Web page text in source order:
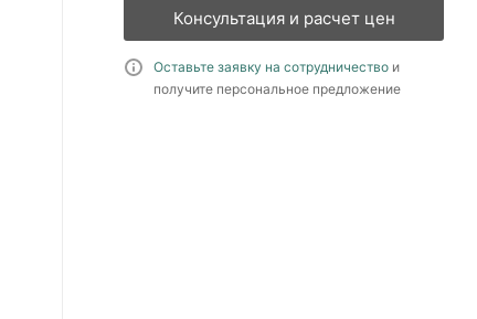
Консультация и расчет цен
Оставьте заявку на сотрудничество и
получите персональное предложение